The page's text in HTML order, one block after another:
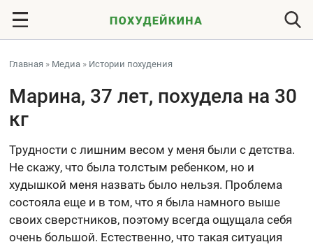
Главная » Медиа » Истории похудения
Марина, 37 лет, похудела на 30
кг
Трудности с лишним весом у меня были с детства.
Не скажу, что была толстым ребенком, но и
худышкой меня назвать было нельзя. Проблема
состояла еще и в том, что я была намного выше
своих сверстников, поэтому всегда ощущала себя
очень большой. Естественно, что такая ситуация